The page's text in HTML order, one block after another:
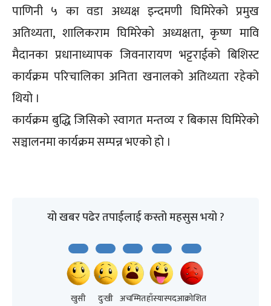
पाणिनी ५ का वडा अध्यक्ष इन्दमणी घिमिरेको प्रमुख
अतिथ्यता, शालिकराम घिमिरेको अध्यक्षता, कृष्ण मावि
मैदानका प्रधानाध्यापक जिवनारायण भट्टराईको बिशिस्ट
कार्यक्रम परिचालिका अनिता खनालको अतिथ्यता रहेको
थियो ।
कार्यक्रम बुद्धि जिसिको स्वागत मन्तव्य र बिकास घिमिरेको
सञ्चालनमा कार्यक्रम सम्पन्न भएको हो ।
यो खबर पढेर तपाईलाई कस्तो महसुस भयो ?
खुसी दुःखी अचम्मितहाँस्यास्पदआक्रोशित